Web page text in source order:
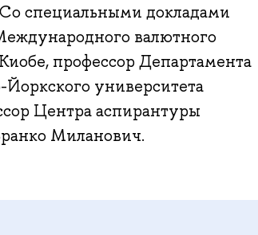
специальными докладами
валютного
профессор Департамента
университета
Центра аспирантуры
Миланович.